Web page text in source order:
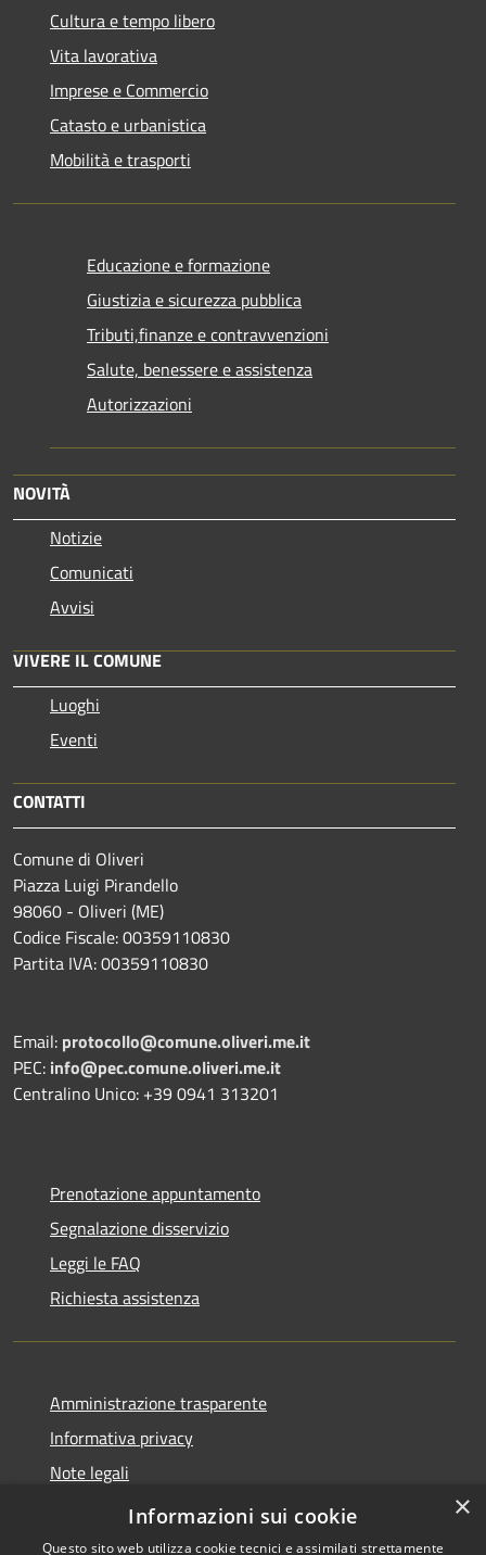
Cultura e tempo libero
Vita lavorativa
Imprese e Commercio
Catasto e urbanistica
Mobilità e trasporti
Educazione e formazione
Giustizia e sicurezza pubblica
Tributi,finanze e contravvenzioni
Salute, benessere e assistenza
Autorizzazioni
NOVITÀ
Notizie
Comunicati
Avvisi
VIVERE IL COMUNE
Luoghi
Eventi
CONTATTI
Comune di Oliveri
Piazza Luigi Pirandello
98060 - Oliveri (ME)
Codice Fiscale: 00359110830
Partita IVA: 00359110830
Email: protocollo@comune.oliveri.me.it
PEC: info@pec.comune.oliveri.me.it
Centralino Unico: +39 0941 313201
Prenotazione appuntamento
Segnalazione disservizio
Leggi le FAQ
Richiesta assistenza
Amministrazione trasparente
Informativa privacy
Note legali
Dichiarazione di accessibilità
×
Informazioni sui cookie
Questo sito web utilizza cookie tecnici e assimilati strettamente